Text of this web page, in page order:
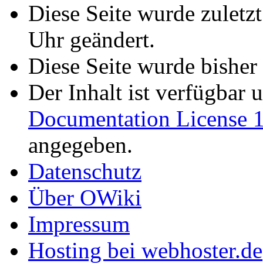
Diese Seite wurde
Uhr geändert.
Diese Seite wurde
Der Inhalt ist verfügbar
Documentation License
angegeben.
Datenschutz
Über OWiki
Impressum
Hosting bei webhoster.de